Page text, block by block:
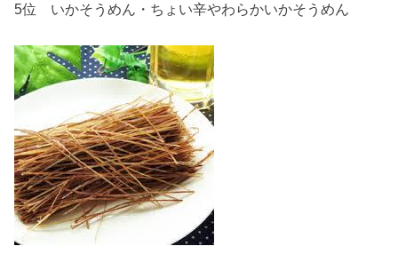
5位 いかそうめん・ちょい辛やわらかいかそうめん